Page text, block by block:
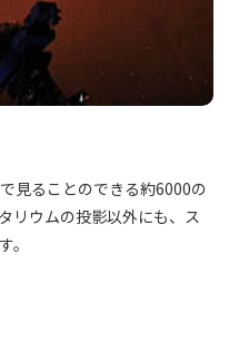
見ることのできる約6000の
リウムの投影以外にも、ス
。